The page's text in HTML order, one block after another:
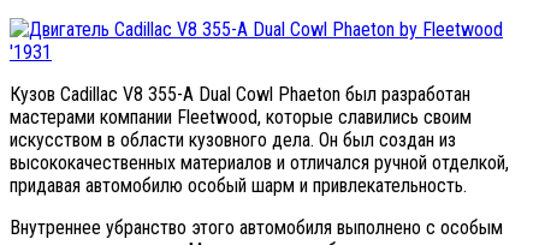
Кузов Cadillac V8 355-A Dual Cowl Phaeton был разработан
мастерами компании Fleetwood, которые славились своим
искусством в области кузовного дела. Он был создан из
высококачественных материалов и отличался ручной отделкой,
придавая автомобилю особый шарм и привлекательность.
Внутреннее убранство этого автомобиля выполнено с особым